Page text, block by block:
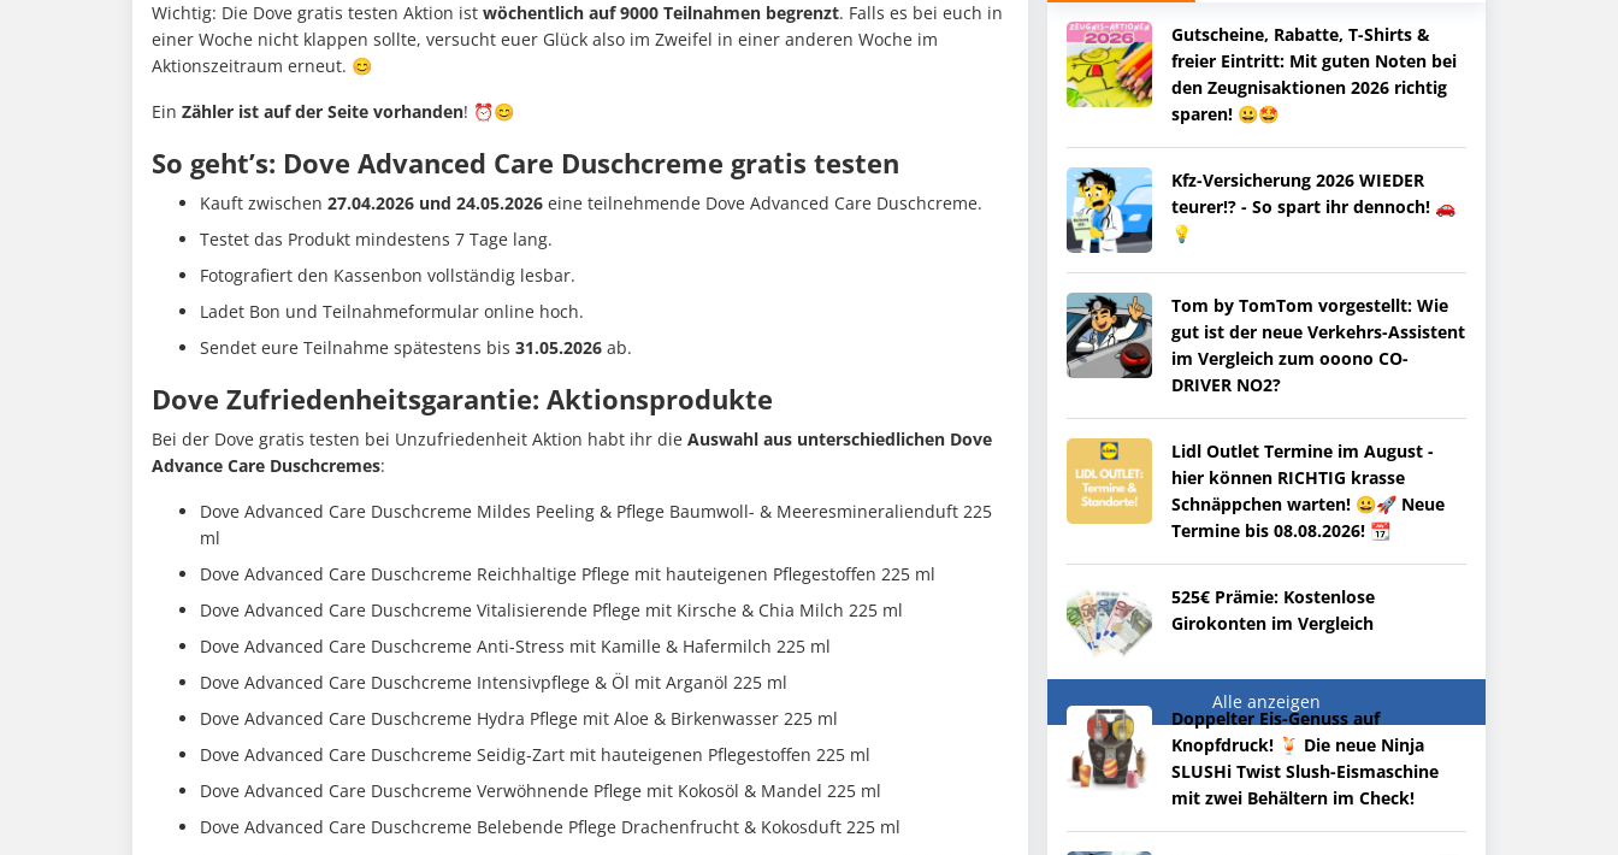
Wichtig: Die Dove gratis testen Aktion ist wöchentlich auf 9000 Teilnahmen begrenzt. Falls es bei euch in
einer Woche nicht klappen sollte, versucht euer Glück also im Zweifel in einer anderen Woche im
Aktionszeitraum erneut. 😊
Ein Zähler ist auf der Seite vorhanden! ⏰😊
So geht’s: Dove Advanced Care Duschcreme gratis testen
Kauft zwischen 27.04.2026 und 24.05.2026 eine teilnehmende Dove Advanced Care Duschcreme.
Testet das Produkt mindestens 7 Tage lang.
Fotografiert den Kassenbon vollständig lesbar.
Ladet Bon und Teilnahmeformular online hoch.
Sendet eure Teilnahme spätestens bis 31.05.2026 ab.
Dove Zufriedenheitsgarantie: Aktionsprodukte
Bei der Dove gratis testen bei Unzufriedenheit Aktion habt ihr die Auswahl aus unterschiedlichen Dove
Advance Care Duschcremes:
Dove Advanced Care Duschcreme Mildes Peeling & Pflege Baumwoll- & Meeresmineralienduft 225
ml
Dove Advanced Care Duschcreme Reichhaltige Pflege mit hauteigenen Pflegestoffen 225 ml
Dove Advanced Care Duschcreme Vitalisierende Pflege mit Kirsche & Chia Milch 225 ml
Dove Advanced Care Duschcreme Anti-Stress mit Kamille & Hafermilch 225 ml
Dove Advanced Care Duschcreme Intensivpflege & Öl mit Arganöl 225 ml
Dove Advanced Care Duschcreme Hydra Pflege mit Aloe & Birkenwasser 225 ml
Dove Advanced Care Duschcreme Seidig-Zart mit hauteigenen Pflegestoffen 225 ml
Dove Advanced Care Duschcreme Verwöhnende Pflege mit Kokosöl & Mandel 225 ml
Dove Advanced Care Duschcreme Belebende Pflege Drachenfrucht & Kokosduft 225 ml
Gutscheine, Rabatte, T-Shirts &
freier Eintritt: Mit guten Noten bei
den Zeugnisaktionen 2026 richtig
sparen! 😀🤩
Kfz-Versicherung 2026 WIEDER
teurer!? - So spart ihr dennoch! 🚗
💡
Tom by TomTom vorgestellt: Wie
gut ist der neue Verkehrs-Assistent
im Vergleich zum ooono CO-
DRIVER NO2?
Lidl Outlet Termine im August -
hier können RICHTIG krasse
Schnäppchen warten! 😀🚀 Neue
Termine bis 08.08.2026! 📆
525€ Prämie: Kostenlose
Girokonten im Vergleich
Alle anzeigen
Doppelter Eis-Genuss auf
Knopfdruck! 🍹 Die neue Ninja
SLUSHi Twist Slush-Eismaschine
mit zwei Behältern im Check!